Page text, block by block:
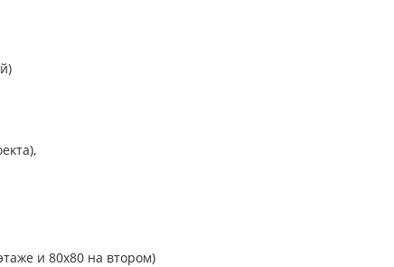
и 80х80 на втором)